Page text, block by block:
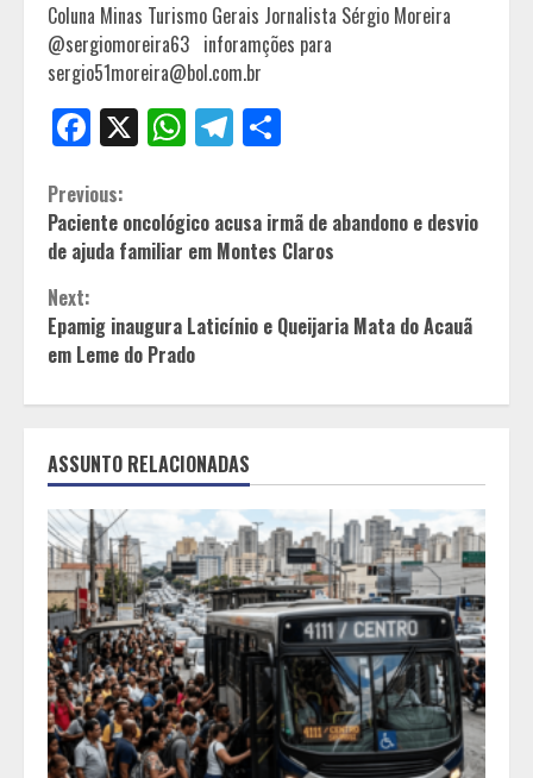
Coluna Minas Turismo Gerais Jornalista Sérgio Moreira
@sergiomoreira63 inforamções para
sergio51moreira@bol.com.br
Facebook
X WhatsApp
Telegram
Continue
Reading
Previous:
Paciente oncológico acusa irmã de abandono e desvio
de ajuda familiar em Montes Claros
Next:
Epamig inaugura Laticínio e Queijaria Mata do Acauã
em Leme do Prado
ASSUNTO RELACIONADAS